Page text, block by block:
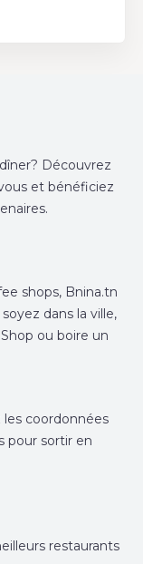
Découvrez
et bénéficiez
shops, Bnina.tn
dans la ville,
ou boire un
les coordonnées
pour sortir en
restaurants